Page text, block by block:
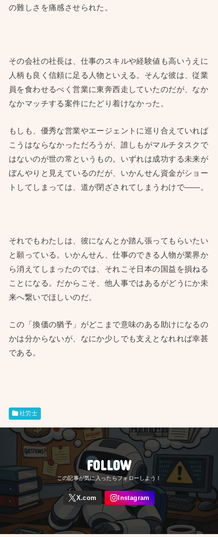
の難しさを痛感させられた。
その会社の社長は、仕事のスキルや経験値も高いうえに
人柄も良く信頼に足る人物といえる。そんな彼は、従業
員を食わせるべく営業に東奔西走していたのだが、なか
なかマッチする案件にたどり着けなかった。
もしも、優秀な営業やエージェントに巡り合えていれば
こうはならなかっただろうが、誰しもがマルチタスクで
はないのが世の常というもの。いずれは成功する未来が
ぼんやりと見えているのだが、いかんせん資金がショー
トしてしまっては、道が閉ざされてしまうわけで——。
それでもわたしは、彼になんとか踏ん張ってもらいたい
と願っている。いかんせん、仕事のできる人物が業界か
ら消えてしまったのでは、それこそ日本の国益を損ねる
ことになる。だからこそ、他人事ではあるがどうにか未
来へ繋いでほしいのだ。
この「換価の猶予」がどこまで意味のある助けになるの
かは分からないが、なにか少しでも支えとなれれば幸甚
である。
社労士
FOLLOW